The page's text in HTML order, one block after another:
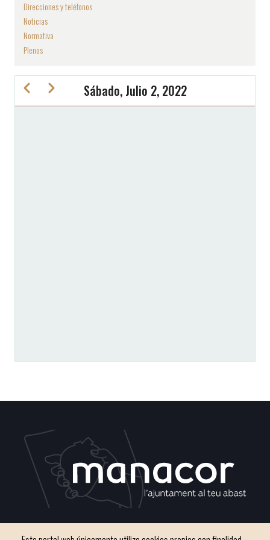
Direcciones y teléfonos
Noticias
Normativa
Plenos
Sábado, Julio 2, 2022
Anterior Siguiente